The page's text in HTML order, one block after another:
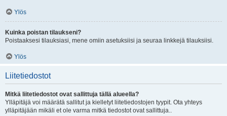
Ylös
Kuinka poistan tilaukseni?
Poistaaksesi tilauksiasi, mene omiin asetuksiisi ja seuraa linkkejä tilauksiisi.
Ylös
Liitetiedostot
Mitkä liitetiedostot ovat sallittuja tällä alueella?
Ylläpitäjä voi määrätä sallitut ja kielletyt liitetiedostojen tyypit. Ota yhteys
ylläpitäjään mikäli et ole varma mitkä tiedostot ovat sallittuja..